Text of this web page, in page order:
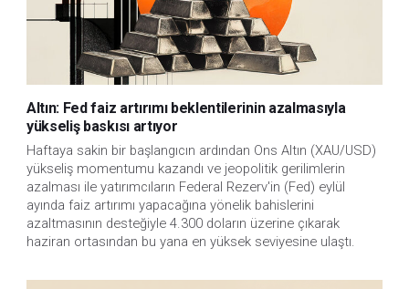
Altın: Fed faiz artırımı beklentilerinin azalmasıyla
yükseliş baskısı artıyor
Haftaya sakin bir başlangıcın ardından Ons Altın (XAU/USD)
yükseliş momentumu kazandı ve jeopolitik gerilimlerin
azalması ile yatırımcıların Federal Rezerv'in (Fed) eylül
ayında faiz artırımı yapacağına yönelik bahislerini
azaltmasının desteğiyle 4.300 doların üzerine çıkarak
haziran ortasından bu yana en yüksek seviyesine ulaştı.